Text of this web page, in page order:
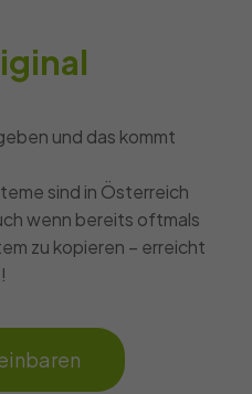
und das kommt
sind in Österreich
wenn bereits oftmals
zu kopieren – erreicht